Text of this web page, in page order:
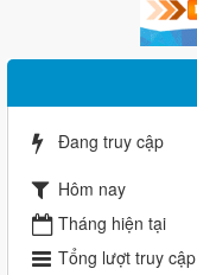
Đang truy cập
Hôm nay
Tháng hiện tại
Tổng lượt truy cập